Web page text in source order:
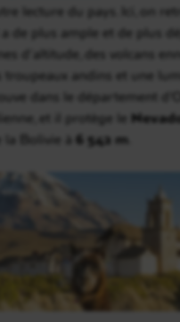
lecture du pays. Ici, on
a de plus ample et de plus
d’altitude, des volcans
troupeaux andins et une
dans le département
et il protège le
la Bolivie à 6 542 m